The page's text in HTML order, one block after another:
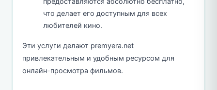
что делает его доступным для всех
любителей кино.
Эти услуги делают premyera.net
привлекательным и удобным ресурсом для
онлайн-просмотра фильмов.